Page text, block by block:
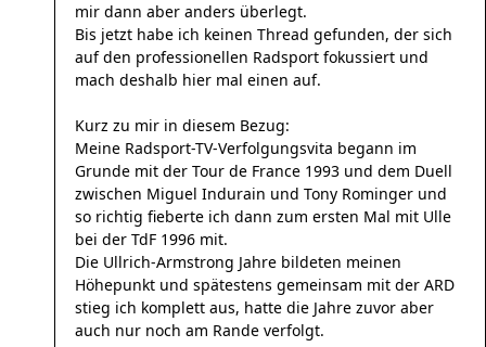
mir dann aber anders überlegt.
Bis jetzt habe ich keinen Thread gefunden, der sich
auf den professionellen Radsport fokussiert und
mach deshalb hier mal einen auf.
Kurz zu mir in diesem Bezug:
Meine Radsport-TV-Verfolgungsvita begann im
Grunde mit der Tour de France 1993 und dem Duell
zwischen Miguel Indurain und Tony Rominger und
so richtig fieberte ich dann zum ersten Mal mit Ulle
bei der TdF 1996 mit.
Die Ullrich-Armstrong Jahre bildeten meinen
Höhepunkt und spätestens gemeinsam mit der ARD
stieg ich komplett aus, hatte die Jahre zuvor aber
auch nur noch am Rande verfolgt.